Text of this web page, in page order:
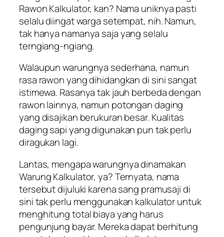
Rawon Kalkulator, kan? Nama uniknya pasti
selalu diingat warga setempat, nih. Namun,
tak hanya namanya saja yang selalu
terngiang-ngiang.
Walaupun warungnya sederhana, namun
rasa rawon yang dihidangkan di sini sangat
istimewa. Rasanya tak jauh berbeda dengan
rawon lainnya, namun potongan daging
yang disajikan berukuran besar. Kualitas
daging sapi yang digunakan pun tak perlu
diragukan lagi.
Lantas, mengapa warungnya dinamakan
Warung Kalkulator, ya? Ternyata, nama
tersebut dijuluki karena sang pramusaji di
sini tak perlu menggunakan kalkulator untuk
menghitung total biaya yang harus
pengunjung bayar. Mereka dapat berhitung